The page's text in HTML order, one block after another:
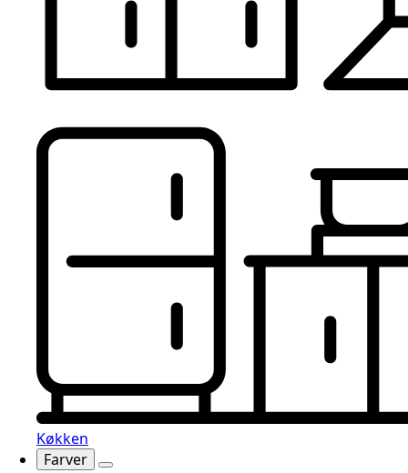
Køkken
Farver